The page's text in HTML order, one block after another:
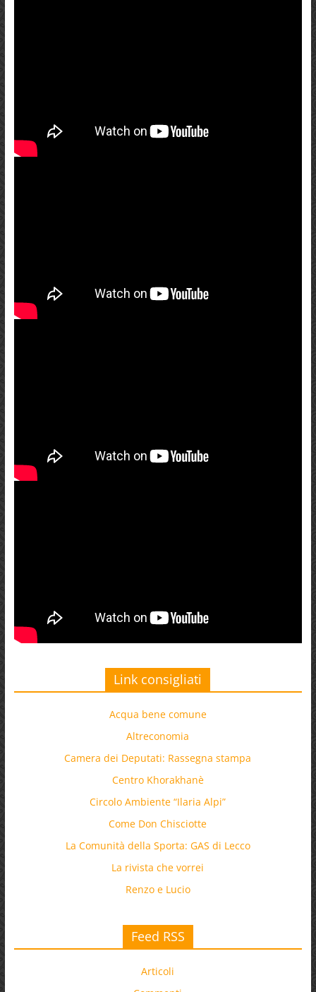
Link consigliati
Acqua bene comune
Altreconomia
Camera dei Deputati: Rassegna stampa
Centro Khorakhanè
Circolo Ambiente “Ilaria Alpi”
Come Don Chisciotte
La Comunità della Sporta: GAS di Lecco
La rivista che vorrei
Renzo e Lucio
Feed RSS
Articoli